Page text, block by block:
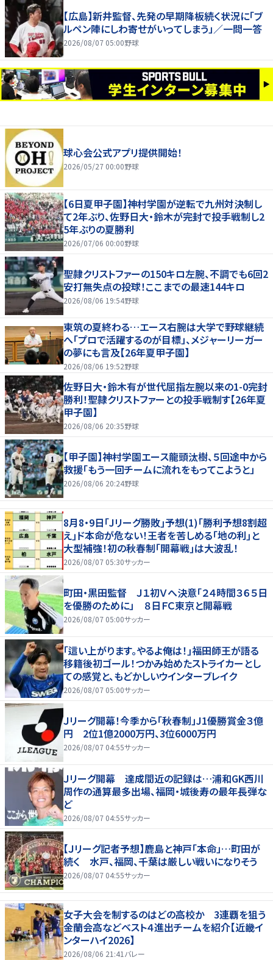
【広島】新井監督、先発の早期降板続く状況に「ブ
ルペン陣にしわ寄せがいってしまう」／一問一答
2026/08/07 05:00野球
球心会公式アプリ提供開始！
2026/05/27 00:00野球
【6日夏甲子園】神村学園が逆転で九州対決制し
て2年ぶり、佐野日大・鈴木が完封で投手戦制し2
5年ぶりの夏勝利
2026/07/06 00:00野球
聖隷クリストファーの150キロ左腕、不調でも6回2
安打無失点の投球！ここまでの最速144キロ
2026/08/06 19:54野球
東筑の夏終わる…エース右腕は大学で野球継続
へ「プロで活躍するのが目標」、メジャーリーガー
の夢にも言及【26年夏甲子園】
2026/08/06 19:52野球
佐野日大・鈴木有が世代屈指左腕以来の1-0完封
勝利！聖隷クリストファーとの投手戦制す【26年夏
甲子園】
2026/08/06 20:35野球
【甲子園】神村学園エース龍頭汰樹、５回途中から
救援「もう一回チームに流れをもってこようと」
2026/08/06 20:24野球
8月8・9日｢Jリーグ勝敗｣予想(1)｢勝利予想8割超
え｣ド本命が危ない！王者を苦しめる｢地の利｣と
大型補強！初の秋春制｢開幕戦｣は大波乱！
2026/08/07 05:30サッカー
町田・黒田監督 Ｊ１初Ｖへ決意「２４時間３６５日
を優勝のために」 ８日ＦＣ東京と開幕戦
2026/08/07 05:00サッカー
｢這い上がります。やるよ俺は！｣福田師王が語る
移籍後初ゴール！つかみ始めたストライカーとし
ての感覚と、もどかしいウインターブレイク
2026/08/07 05:00サッカー
Ｊリーグ開幕！今季から「秋春制」J1優勝賞金３億
円 2位1億2000万円、3位6000万円
2026/08/07 04:55サッカー
Ｊリーグ開幕 達成間近の記録は…浦和GK西川
周作の通算最多出場、福岡・城後寿の最年長弾な
ど
2026/08/07 04:55サッカー
【Ｊリーグ記者予想】鹿島と神戸「本命」…町田が
続く 水戸、福岡、千葉は厳しい戦いになりそう
2026/08/07 04:55サッカー
女子大会を制するのはどの高校か 3連覇を狙う
金蘭会高などベスト４進出チームを紹介【近畿イ
ンターハイ2026】
2026/08/06 21:41 バレー